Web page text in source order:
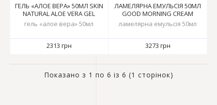
ГЕЛЬ «АЛОЕ ВЕРА» 50МЛ SKIN
NATURAL ALOE VERA GEL
гель «алое вера» 50мл
2313 грн
ЛАМЕЛЯРНА ЕМУЛЬСІЯ 50МЛ
GOOD MORNING CREAM
ламелярна емульсія 50мл
3273 грн
Показано з 1 по 6 із 6 (1 сторінок)